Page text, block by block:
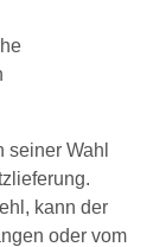
Wahl
kann der
oder vom